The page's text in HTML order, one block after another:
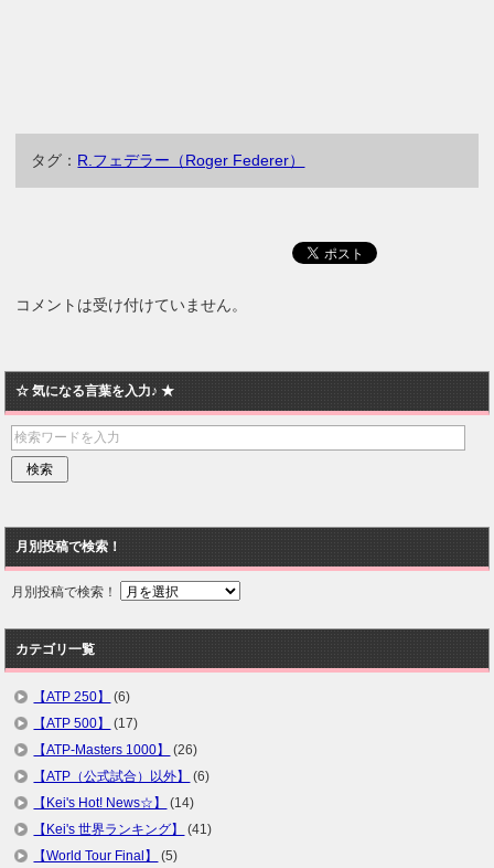
タグ： R.フェデラー（Roger Federer）
コメントは受け付けていません。
☆ 気になる言葉を入力♪ ★
月別投稿で検索！
月別投稿で検索！
カテゴリ一覧
【ATP 250】
(6)
【ATP 500】
(17)
【ATP-Masters 1000】
(26)
【ATP（公式試合）以外】
(6)
【Kei's Hot! News☆】
(14)
【Kei's 世界ランキング】
(41)
【World Tour Final】
(5)